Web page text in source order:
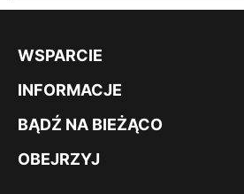
WSPARCIE
INFORMACJE
BĄDŹ NA BIEŻĄCO
OBEJRZYJ